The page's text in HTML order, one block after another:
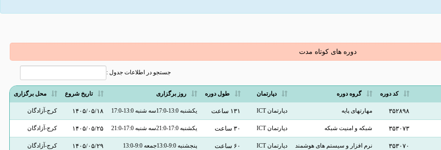
دوره های کوتاه مدت
جستجو در اطلاعات جدول :
کد دوره گروه دوره دپارتمان طول دوره روز برگزاری تاریخ شروع محل برگزاری
۳۵۲۸۹۸ مهارتهای پایه دپارتمان ICT ۱۳۱ ساعت یکشنبه 13:0-17:0سه شنبه 13:0-17:0 ۱۴۰۵/۰۵/۱۸ کرج-آزادگان
۳۵۳۰۷۳ شبکه و امنیت شبکه دپارتمان ICT ۳۰ ساعت یکشنبه 17:0-21:0سه شنبه 17:0-21:0 ۱۴۰۵/۰۵/۲۵ کرج-آزادگان
۳۵۳۰۷۰ نرم افزار و سیستم های هوشمند دپارتمان ICT ۶۰ ساعت پنجشنبه 9:0-13:0جمعه 9:0-13:0 ۱۴۰۵/۰۵/۲۹ کرج-آزادگان